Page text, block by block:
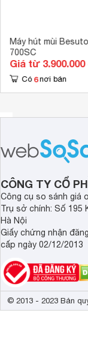
Máy hút mùi
700SC
Giá từ 3.900.000
Có 6 nơi bán
CÔNG TY CỔ
Công cụ so sánh giá
Trụ sở chính: Số 195
Hà Nội
Giấy chứng nhận
cấp ngày 02/12/2013
© 2013 - 2023 Bản